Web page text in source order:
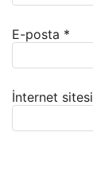
E-posta *
İnternet sitesi